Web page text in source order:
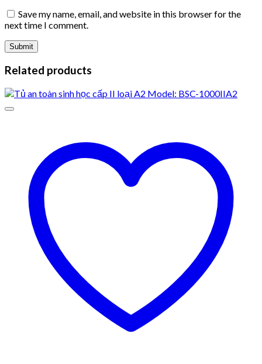
Save my name, email, and website in this browser for the
next time I comment.
Related products